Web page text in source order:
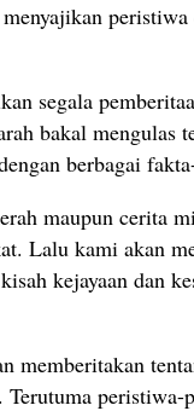
peristiwa
segala
bakal mengulas
berbagai
maupun cerita
Lalu kami akan
kejayaan dan
memberitakan